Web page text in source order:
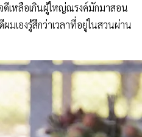
ดีเหลือเกินผู้ใหญ่ณรงค์มักมาสอน
มเองรู้สึกว่าเวลาที่อยู่ในสวนผ่าน